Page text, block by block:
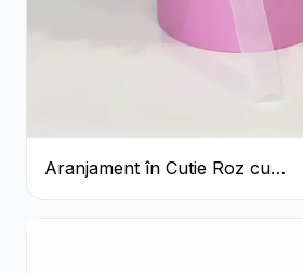
Aranjament în Cutie Roz cu
Crizanteme Albe și Lila